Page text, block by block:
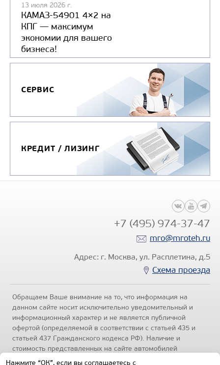
13 июля 2026 г.
КАМАЗ-54901 4×2 на
КПГ — максимум
экономии для вашего
бизнеса!
СЕРВИС
КРЕДИТ / ЛИЗИНГ
+7 (495) 974-37-47
mro@mroteh.ru
Адрес: г. Москва, ул. Расплетина, д.5
Схема проезда
Обращаем Ваше внимание на то, что информация на
данном сайте носит исключительно уведомительный и
информационный характер и не является публичной
офертой (определяемой в соответствии с статьей 435 и
статьей 437 Гражданского кодекса РФ). Наличие и
стоимость представленных на сайте автомобилей
уточняйте по телефонам отделов продаж, представленных
Нажмите “ОК”, если вы соглашаетесь с